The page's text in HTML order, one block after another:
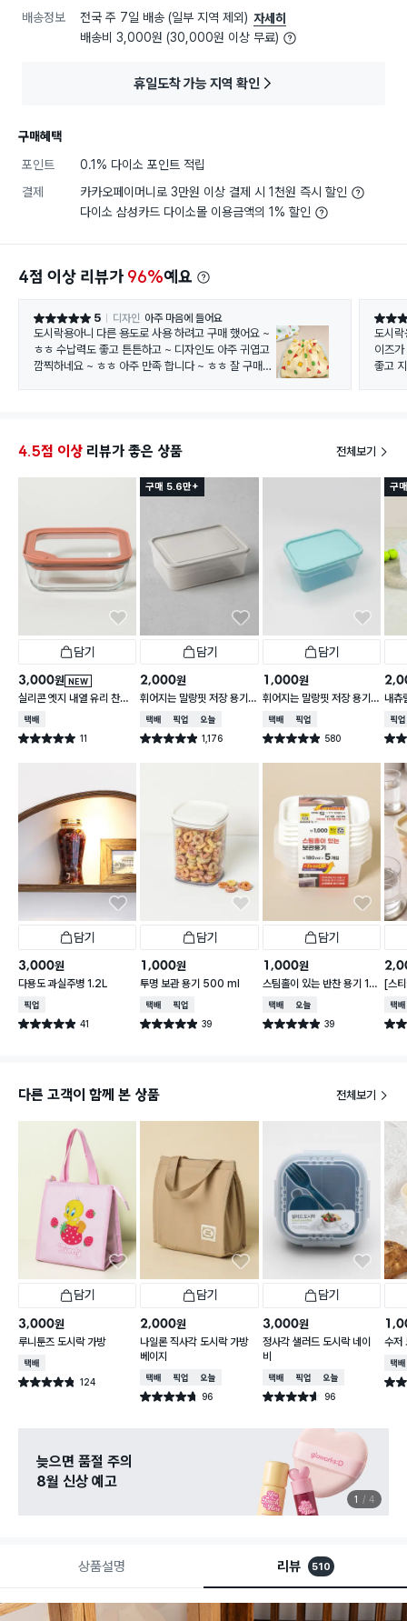
배송정보 전국 주 7일 배송 (일부 지역 제외) 자세히
배송비 3,000원 (30,000원 이상 무료)
휴일도착 가능 지역 확인
구매혜택
포인트
0.1% 다이소 포인트 적립
결제
카카오페이머니로 3만원 이상 결제 시 1천원 즉시 할인
다이소 삼성카드 다이소몰 이용금액의 1% 할인
4점 이상 리뷰가 96%예요
별점 5점 5 디자인 아주 마음에 들어요
도시락용아니 다른 용도로 사용 하려고 구매 했어요 ~
ㅎㅎ 수납력도 좋고 튼튼하고 ~ 디자인도 아주 귀엽고
깜찍하네요 ~ ㅎㅎ 아주 만족 합니다 ~ ㅎㅎ 잘 구매해
별점 5
도시락용이 아닌 ~
이즈
좋고
4.5점 이상 리뷰가 좋은 상품 전체보기
담기
NEW
3,000원
실리콘 엣지 내열 유리 찬통
550 ml
택배배송
별점 5.0점 11
건 작성
구매 5.6만+
담기
2,000원
휘어지는 말랑핏 저장 용기
2 L 그레이
택배배송매장픽업오늘배송
별점 4.9점 1,176
건 작성
담기
1,000원
휘어지는 말랑핏 저장 용기
900ml 스카이블루
택배배송매장픽업
별점 4.9점 580
건 작성
구
내츄
매장
별점
담기
3,000원
다용도 과실주병 1.2L
매장픽업
별점 4.9점 41
건 작성
담기
1,000원
투명 보관 용기 500 ml
택배배송매장픽업
별점 4.9점 39
건 작성
담기
1,000원
스팀홀이 있는 반찬 용기 18
0 ml 5개입
택배배송오늘배송
별점 4.9점 39
건 작성
[스
가
택배
별점
다른 고객이 함께 본 상품 전체보기
담기
3,000원
루니툰즈 도시락 가방
택배배송
별점 4.8점 124
건 작성
담기
2,000원
나일론 직사각 도시락 가방
베이지
택배배송매장픽업오늘배송
별점 4.7점 96
건 작성
담기
3,000원
정사각 샐러드 도시락 네이
비
택배배송매장픽업오늘배송
별점 4.6점 96
건 작성
수저
택배
별점
늦으면 품절 주의
8월 신상 예고
1 4
상품설명 리뷰 510